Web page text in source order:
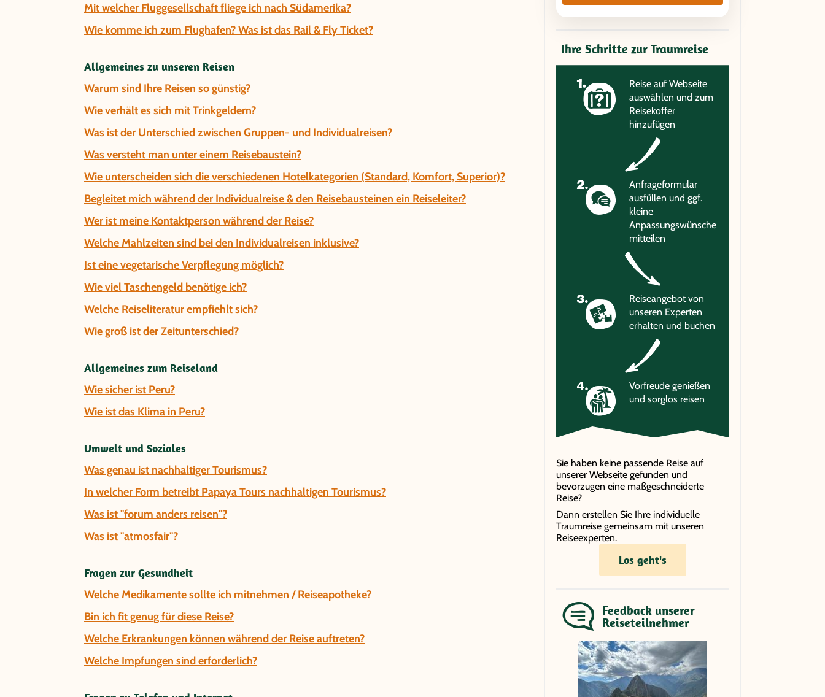
Mit welcher Fluggesellschaft fliege ich nach Südamerika?
Wie komme ich zum Flughafen? Was ist das Rail & Fly Ticket?
Allgemeines zu unseren Reisen
Warum sind Ihre Reisen so günstig?
Wie verhält es sich mit Trinkgeldern?
Was ist der Unterschied zwischen Gruppen- und Individualreisen?
Was versteht man unter einem Reisebaustein?
Wie unterscheiden sich die verschiedenen Hotelkategorien (Standard, Komfort, Superior)?
Begleitet mich während der Individualreise & den Reisebausteinen ein Reiseleiter?
Wer ist meine Kontaktperson während der Reise?
Welche Mahlzeiten sind bei den Individualreisen inklusive?
Ist eine vegetarische Verpflegung möglich?
Wie viel Taschengeld benötige ich?
Welche Reiseliteratur empfiehlt sich?
Wie groß ist der Zeitunterschied?
Allgemeines zum Reiseland
Wie sicher ist Peru?
Wie ist das Klima in Peru?
Umwelt und Soziales
Was genau ist nachhaltiger Tourismus?
In welcher Form betreibt Papaya Tours nachhaltigen Tourismus?
Was ist "forum anders reisen"?
Was ist "atmosfair"?
Fragen zur Gesundheit
Welche Medikamente sollte ich mitnehmen / Reiseapotheke?
Bin ich fit genug für diese Reise?
Welche Erkrankungen können während der Reise auftreten?
Welche Impfungen sind erforderlich?
Ihre Schritte zur Traumreise
Reise auf Webseite
auswählen und zum
Reisekoffer
hinzufügen
Anfrageformular
ausfüllen und ggf.
kleine
Anpassungswünsche
mitteilen
Reiseangebot von
unseren Experten
erhalten und buchen
Vorfreude genießen
und sorglos reisen
Sie haben keine passende Reise auf
unserer Webseite gefunden und
bevorzugen eine maßgeschneiderte
Reise?
Dann erstellen Sie Ihre individuelle
Traumreise gemeinsam mit unseren
Reiseexperten.
Los geht's
Feedback unserer
Reiseteilnehmer